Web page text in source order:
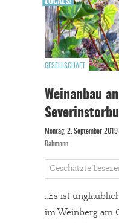
GESELLSCHAFT
Weinanbau
Montag, 2. September
Rahmann
Geschätzte
„Es ist
im Weinberg am